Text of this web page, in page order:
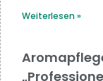
Weiterlesen »